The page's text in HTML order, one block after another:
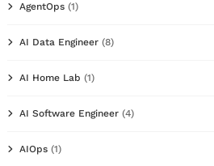
AgentOps (1)
AI Data Engineer (8)
AI Home Lab (1)
AI Software Engineer (4)
AIOps (1)